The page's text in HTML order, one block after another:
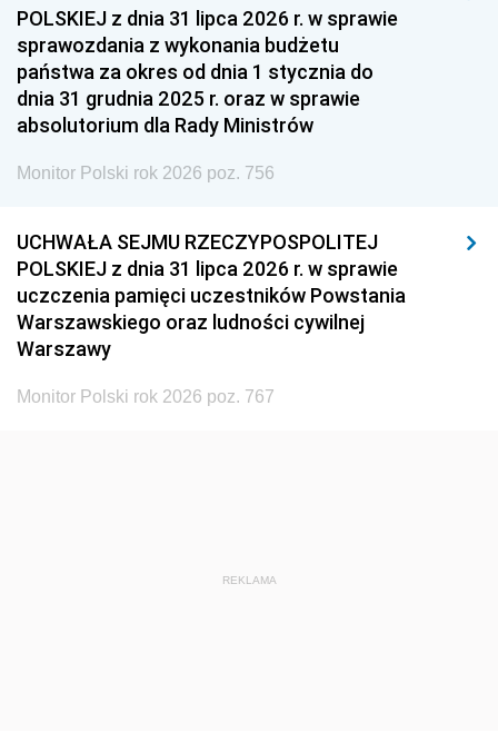
1951 1950
1948 1947 1946
1939 1938
POLSKIEJ z dnia 31 lipca 2026 r. w sprawie
sprawozdania z wykonania budżetu
państwa za okres od dnia 1 stycznia do
dnia 31 grudnia 2025 r. oraz w sprawie
absolutorium dla Rady Ministrów
Monitor Polski rok 2026 poz. 756
UCHWAŁA SEJMU RZECZYPOSPOLITEJ
POLSKIEJ z dnia 31 lipca 2026 r. w sprawie
uczczenia pamięci uczestników Powstania
Warszawskiego oraz ludności cywilnej
Warszawy
Monitor Polski rok 2026 poz. 767
REKLAMA